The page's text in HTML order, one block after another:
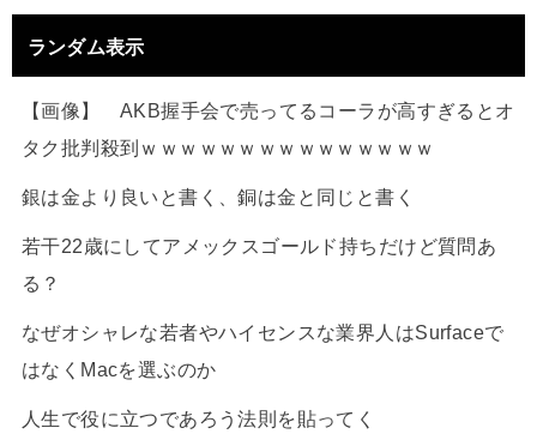
ランダム表示
【画像】 AKB握手会で売ってるコーラが高すぎるとオ
タク批判殺到ｗｗｗｗｗｗｗｗｗｗｗｗｗｗｗ
銀は金より良いと書く、銅は金と同じと書く
若干22歳にしてアメックスゴールド持ちだけど質問あ
る？
なぜオシャレな若者やハイセンスな業界人はSurfaceで
はなくMacを選ぶのか
人生で役に立つであろう法則を貼ってく